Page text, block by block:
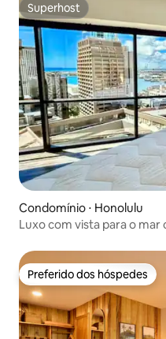
Superhost
Superhost
Condomínio ⋅ Honolulu
Luxo com vista para o
Preferido dos hóspedes
Preferido dos hóspedes